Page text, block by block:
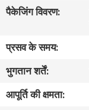
गुणवत्ता
संपर्क
करें
पैकेजिंग विवरण:
प्रसव के समय:
भुगतान शर्तें:
आपूर्ति की क्षमता: